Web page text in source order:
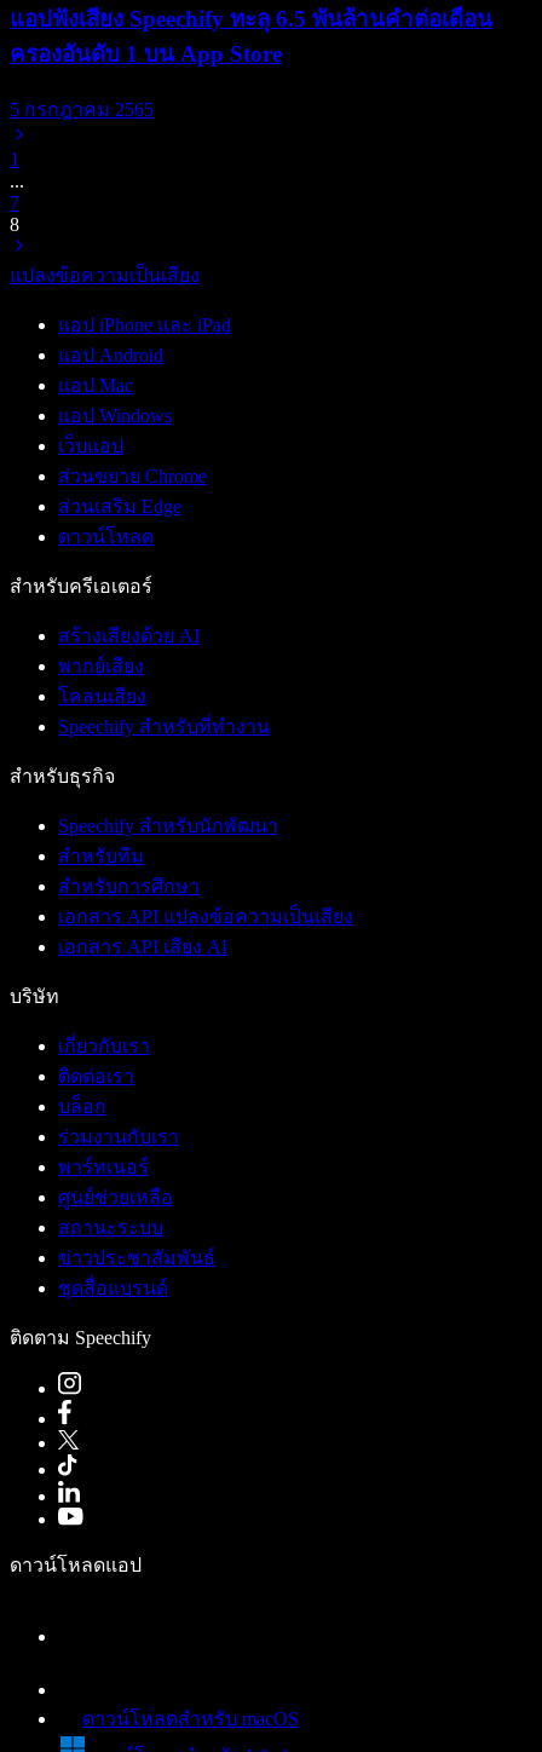
แอปฟังเสียง Speechify ทะลุ 6.5 พันล้านคำต่อเดือน
ครองอันดับ 1 บน App Store
5 กรกฎาคม 2565
1
...
7
8
แปลงข้อความเป็นเสียง
แอป iPhone และ iPad
แอป Android
แอป Mac
แอป Windows
เว็บแอป
ส่วนขยาย Chrome
ส่วนเสริม Edge
ดาวน์โหลด
สำหรับครีเอเตอร์
สร้างเสียงด้วย AI
พากย์เสียง
โคลนเสียง
Speechify สำหรับที่ทำงาน
สำหรับธุรกิจ
Speechify สำหรับนักพัฒนา
สำหรับทีม
สำหรับการศึกษา
เอกสาร API แปลงข้อความเป็นเสียง
เอกสาร API เสียง AI
บริษัท
เกี่ยวกับเรา
ติดต่อเรา
บล็อก
ร่วมงานกับเรา
พาร์ทเนอร์
ศูนย์ช่วยเหลือ
สถานะระบบ
ข่าวประชาสัมพันธ์
ชุดสื่อแบรนด์
ติดตาม Speechify
ดาวน์โหลดแอป
ดาวน์โหลดสำหรับ macOS